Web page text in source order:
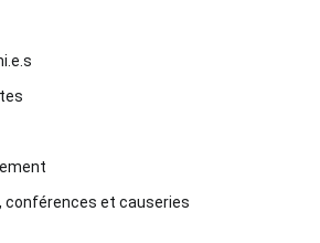
conférences et causeries